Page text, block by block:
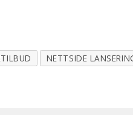
NETTSIDE